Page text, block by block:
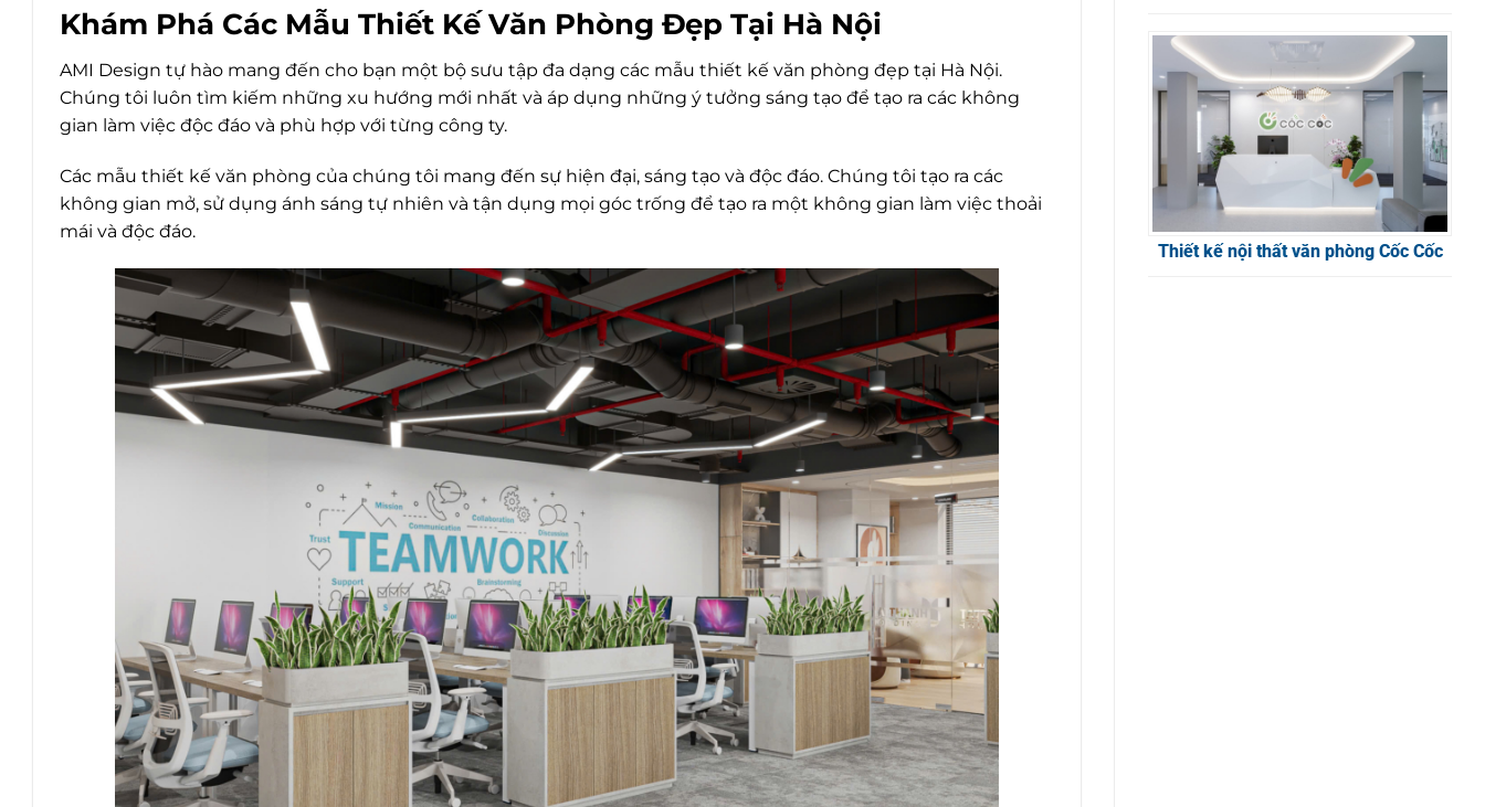
Khám Phá Các Mẫu Thiết Kế Văn Phòng Đẹp Tại Hà Nội
AMI Design tự hào mang đến cho bạn một bộ sưu tập đa dạng các mẫu thiết kế văn phòng đẹp tại Hà Nội.
Chúng tôi luôn tìm kiếm những xu hướng mới nhất và áp dụng những ý tưởng sáng tạo để tạo ra các không
gian làm việc độc đáo và phù hợp với từng công ty.
Các mẫu thiết kế văn phòng của chúng tôi mang đến sự hiện đại, sáng tạo và độc đáo. Chúng tôi tạo ra các
không gian mở, sử dụng ánh sáng tự nhiên và tận dụng mọi góc trống để tạo ra một không gian làm việc thoải
mái và độc đáo.
Thiết kế nội thất văn phòng Cốc Cốc